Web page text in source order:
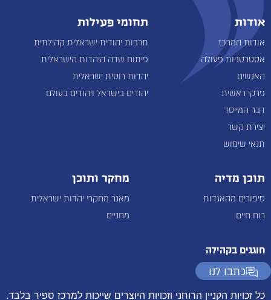
אודות
אודות המרכז
אסטרטגיות פעולה
האנשים
פרקי ראשית
דבר המייסד
יצירת קשר
תנאי שימוש
תחומי פעילות
תרבות יהודית ישראלית קהילתית
פיתוח שדה היהדות הישראלית
יהדות רוסית ישראלית
יהודים בישראל ויהודים בעולם
תוכן מדיה
סיפורים מהאגדות
רוח חיים
מחקר ותוכן
מאגר מחקרי יהדות ישראלית
מחניים
חוגגים בקהילה
כתבו לנו
כל זכויות הקניין הרוחני וזכויות היוצרים שייכות למרכז ספיר בלבד.